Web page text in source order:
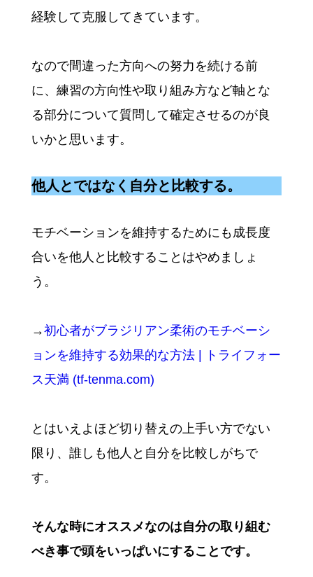
経験して克服してきています。
なので間違った方向への努力を続ける前
に、練習の方向性や取り組み方など軸とな
る部分について質問して確定させるのが良
いかと思います。
他人とではなく自分と比較する。
モチベーションを維持するためにも成長度
合いを他人と比較することはやめましょ
う。
→初心者がブラジリアン柔術のモチベーシ
ョンを維持する効果的な方法 | トライフォー
ス天満 (tf-tenma.com)
とはいえよほど切り替えの上手い方でない
限り、誰しも他人と自分を比較しがちで
す。
そんな時にオススメなのは自分の取り組む
べき事で頭をいっぱいにすることです。